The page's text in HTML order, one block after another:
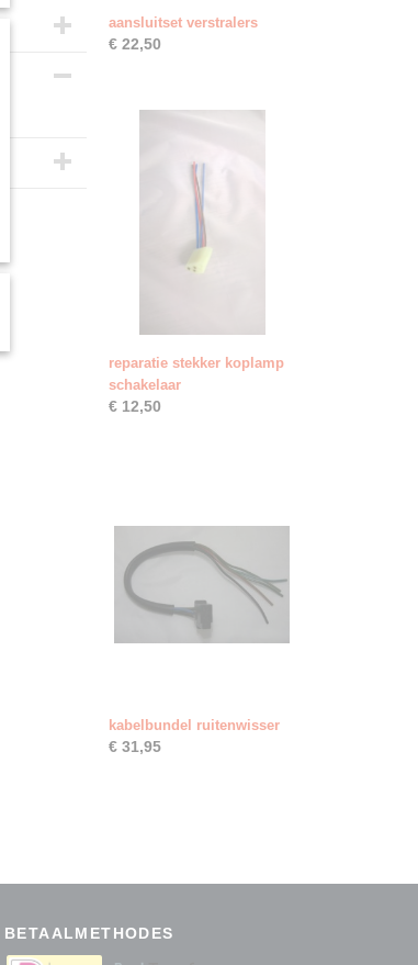
aansluitset verstralers
€ 22,50
reparatie stekker koplamp
schakelaar
€ 12,50
kabelbundel ruitenwisser
€ 31,95
BETAALMETHODES